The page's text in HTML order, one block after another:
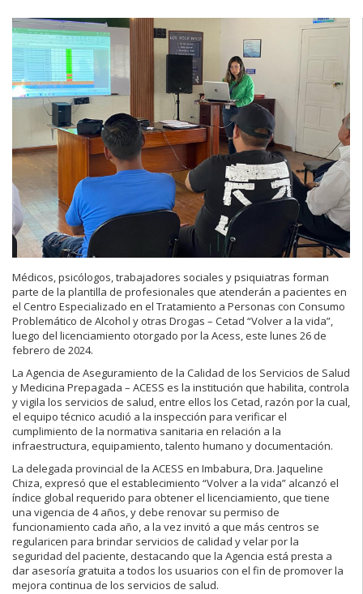
Médicos, psicólogos, trabajadores sociales y psiquiatras forman
parte de la plantilla de profesionales que atenderán a pacientes en
el Centro Especializado en el Tratamiento a Personas con Consumo
Problemático de Alcohol y otras Drogas – Cetad “Volver a la vida”,
luego del licenciamiento otorgado por la Acess, este lunes 26 de
febrero de 2024.
La Agencia de Aseguramiento de la Calidad de los Servicios de Salud
y Medicina Prepagada – ACESS es la institución que habilita, controla
y vigila los servicios de salud, entre ellos los Cetad, razón por la cual,
el equipo técnico acudió a la inspección para verificar el
cumplimiento de la normativa sanitaria en relación a la
infraestructura, equipamiento, talento humano y documentación.
La delegada provincial de la ACESS en Imbabura, Dra. Jaqueline
Chiza, expresó que el establecimiento “Volver a la vida” alcanzó el
índice global requerido para obtener el licenciamiento, que tiene
una vigencia de 4 años, y debe renovar su permiso de
funcionamiento cada año, a la vez invitó a que más centros se
regularicen para brindar servicios de calidad y velar por la
seguridad del paciente, destacando que la Agencia está presta a
dar asesoría gratuita a todos los usuarios con el fin de promover la
mejora continua de los servicios de salud.